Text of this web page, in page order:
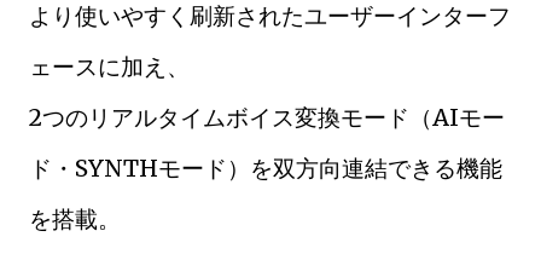
より使いやすく刷新されたユーザーインターフ
ェースに加え、
2つのリアルタイムボイス変換モード（AIモー
ド・SYNTHモード）を双方向連結できる機能
を搭載。